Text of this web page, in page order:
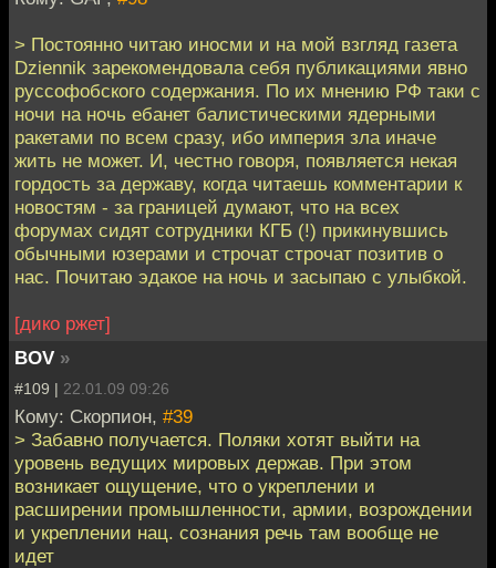
> Постоянно читаю иносми и на мой взгляд газета
Dziennik зарекомендовала себя публикациями явно
руссофобского содержания. По их мнению РФ таки с
ночи на ночь ебанет балистическими ядерными
ракетами по всем сразу, ибо империя зла иначе
жить не может. И, честно говоря, появляется некая
гордость за державу, когда читаешь комментарии к
новостям - за границей думают, что на всех
форумах сидят сотрудники КГБ (!) прикинувшись
обычными юзерами и строчат строчат позитив о
нас. Почитаю эдакое на ночь и засыпаю с улыбкой.
[дико ржет]
BOV »
#109 | 22.01.09 09:26
Кому: Скорпион, #39
> Забавно получается. Поляки хотят выйти на
уровень ведущих мировых держав. При этом
возникает ощущение, что о укреплении и
расширении промышленности, армии, возрождении
и укреплении нац. сознания речь там вообще не
идет